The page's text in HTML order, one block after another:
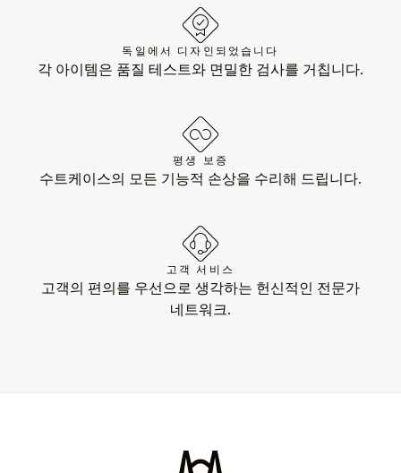
독일에서 디자인되었습니다
각 아이템은 품질 테스트와 면밀한 검사를 거칩니다.
평생 보증
수트케이스의 모든 기능적 손상을 수리해 드립니다.
고객 서비스
고객의 편의를 우선으로 생각하는 헌신적인 전문가
네트워크.